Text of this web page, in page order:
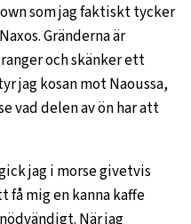
som jag faktiskt tycker
Gränderna är
och skänker ett
jag kosan mot Naoussa,
vad delen av ön har att
jag i morse givetvis
få mig en kanna kaffe
När jag